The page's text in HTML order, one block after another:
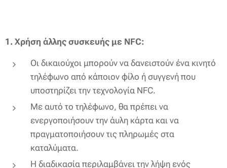
1. Χρήση άλλης συσκευής με NFC:
Οι δικαιούχοι μπορούν να δανειστούν ένα κινητό
τηλέφωνο από κάποιον φίλο ή συγγενή που
υποστηρίζει την τεχνολογία NFC.
Με αυτό το τηλέφωνο, θα πρέπει να
ενεργοποιήσουν την άυλη κάρτα και να
πραγματοποιήσουν τις πληρωμές στα
καταλύματα.
Η διαδικασία περιλαμβάνει την λήψη ενός